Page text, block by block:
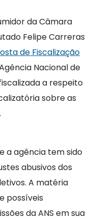
da Câmara
Felipe Carreras
de Fiscalização
Nacional de
a respeito
sobre as
a agência tem sido
abusivos dos
A matéria
possíveis
da ANS em sua